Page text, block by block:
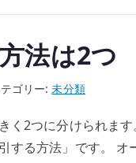
法は2つ
ゴリー:未分類
く2つに分けられま
する方法」です。